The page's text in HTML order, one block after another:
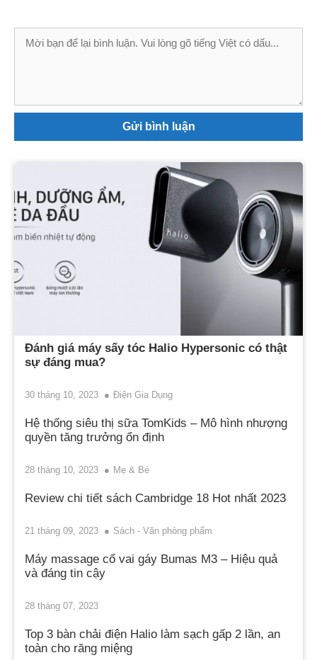
Bình
Đánh giá máy sấy tóc Halio Hypersonic có thật
sự đáng mua?
30 tháng 10, 2023 Điện Gia Dụng
Hệ thống siêu thị sữa TomKids – Mô hình nhượng
quyền tăng trưởng ổn định
28 tháng 10, 2023 Mẹ & Bé
Review chi tiết sách Cambridge 18 Hot nhất 2023
21 tháng 09, 2023 Sách - Văn phòng phẩm
Máy massage cổ vai gáy Bumas M3 – Hiệu quả
và đáng tin cậy
28 tháng 07, 2023
Top 3 bàn chải điện Halio làm sạch gấp 2 lần, an
toàn cho răng miệng